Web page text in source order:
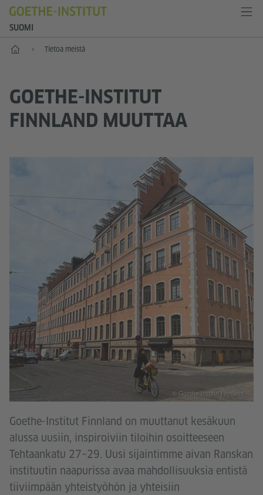
SUOMI
Etusivu Tietoa meistä
GOETHE-INSTITUT
FINNLAND MUUTTAA
© Goethe-Institut Finnland
Goethe-Institut Finnland on muuttanut kesäkuun
alussa uusiin, inspiroiviin tiloihin osoitteeseen
Tehtaankatu 27–29. Uusi sijaintimme aivan Ranskan
instituutin naapurissa avaa mahdollisuuksia entistä
tiiviimpään yhteistyöhön ja yhteisiin